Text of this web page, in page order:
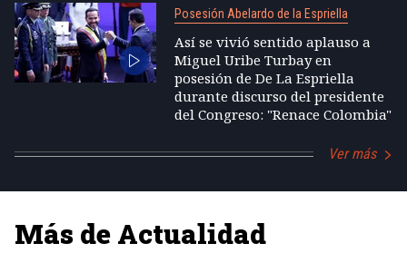
Posesión Abelardo de la Espriella
Así se vivió sentido aplauso a
Miguel Uribe Turbay en
posesión de De La Espriella
durante discurso del presidente
del Congreso: "Renace Colombia"
Ver más
Más de Actualidad